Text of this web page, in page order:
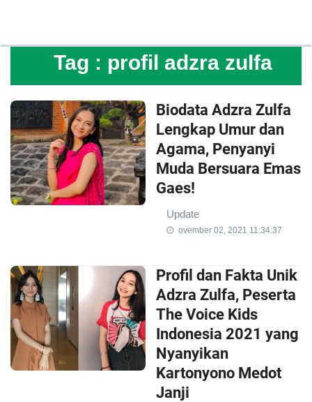
Tag : profil adzra zulfa
Biodata Adzra Zulfa
Lengkap Umur dan
Agama, Penyanyi
Muda Bersuara Emas
Gaes!
Update
ovember 02, 2021 11:34:37
Profil dan Fakta Unik
Adzra Zulfa, Peserta
The Voice Kids
Indonesia 2021 yang
Nyanyikan
Kartonyono Medot
Janji